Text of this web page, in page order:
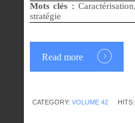
Mots clés :
stratégie
Read more
CATEGORY: VOLUME 42